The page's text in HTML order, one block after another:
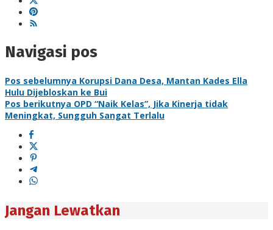
Navigasi pos
Pos sebelumnya Korupsi Dana Desa, Mantan Kades Ella
Hulu Dijebloskan ke Bui
Pos berikutnya OPD “Naik Kelas”, Jika Kinerja tidak
Meningkat, Sungguh Sangat Terlalu
Jangan Lewatkan